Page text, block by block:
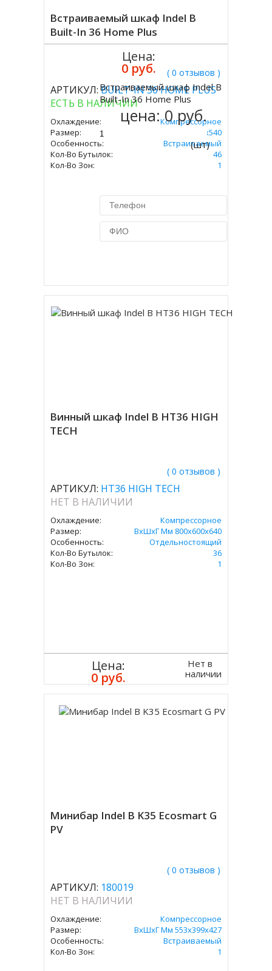
Встраиваемый шкаф Indel B
Built-In 36 Home Plus
( 0 отзывов )
АРТИКУЛ:BUILT-IN 36 HOME PLUS
ЕСТЬ В НАЛИЧИИ
Охлаждение:
Компрессорное
Размер:
680х560х540
Особенность:
Встраиваемый
Кол-Во Бутылок:
46
Кол-Во Зон:
1
Цена:
0 руб.
Купить
Встраиваемый шкаф Indel B
Built-In 36 Home Plus
цена:0 руб.
(шт)
Винный шкаф Indel B HT36 HIGH
TECH
( 0 отзывов )
АРТИКУЛ: HT36 HIGH TECH
НЕТ В НАЛИЧИИ
Охлаждение:
Компрессорное
Размер:
ВxШxГ Мм 800х600х640
Особенность:
Отдельностоящий
Кол-Во Бутылок:
36
Кол-Во Зон:
1
Цена:
0 руб.
Нет в
наличии
Минибар Indel B K35 Ecosmart G
PV
( 0 отзывов )
АРТИКУЛ: 180019
НЕТ В НАЛИЧИИ
Охлаждение:
Компрессорное
Размер:
ВxШxГ Мм 553х399х427
Особенность:
Встраиваемый
Кол-Во Зон:
1